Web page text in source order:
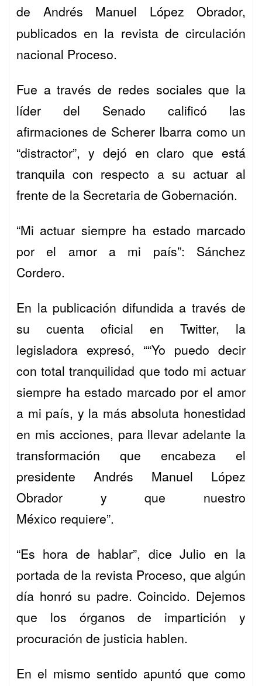
de Andrés Manuel López Obrador,
publicados en la revista de circulación
nacional Proceso.
Fue a través de redes sociales que la
líder del Senado calificó las
afirmaciones de Scherer Ibarra como un
“distractor”, y dejó en claro que está
tranquila con respecto a su actuar al
frente de la Secretaria de Gobernación.
“Mi actuar siempre ha estado marcado
por el amor a mi país”: Sánchez
Cordero.
En la publicación difundida a través de
su cuenta oficial en Twitter, la
legisladora expresó, ““Yo puedo decir
con total tranquilidad que todo mi actuar
siempre ha estado marcado por el amor
a mi país, y la más absoluta honestidad
en mis acciones, para llevar adelante la
transformación que encabeza el
presidente Andrés Manuel López
Obrador y que nuestro
México requiere”.
“Es hora de hablar”, dice Julio en la
portada de la revista Proceso, que algún
día honró su padre. Coincido. Dejemos
que los órganos de impartición y
procuración de justicia hablen.
En el mismo sentido apuntó que como